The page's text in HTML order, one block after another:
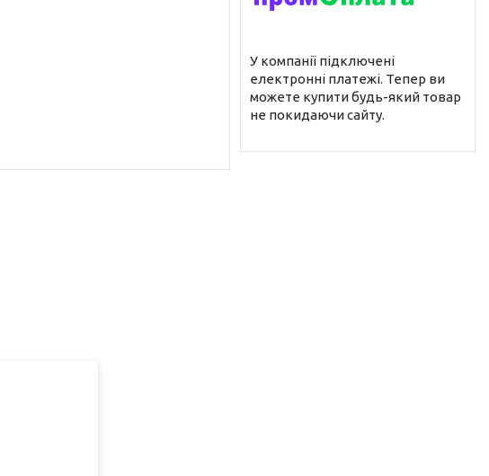
У компанії підключені
електронні платежі. Тепер ви
можете купити будь-який товар
не покидаючи сайту.